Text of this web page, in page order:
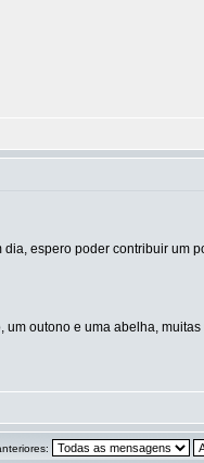
espero poder contribuir um
outono e uma abelha,